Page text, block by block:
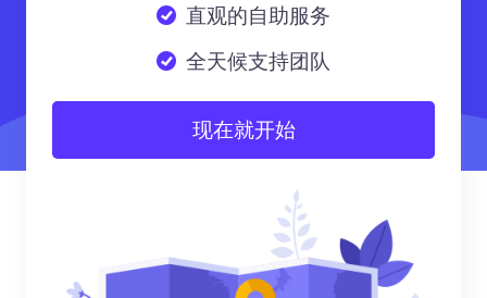
直观的自助服务
全天候支持团队
现在就开始